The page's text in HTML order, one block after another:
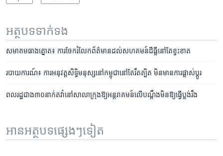
អត្ថបទ​ទាក់ទង
សមាគម​ធាង​ត្នោត៖ ការ​ចែក​រំលែក​ព័ត៌មាន​ដល់​សហគមន៍​ដីធ្លី​នៅតែ​ខ្វះខាត
របាយការណ៍៖ ​ការ​អនុវត្ត​សិទ្ធិ​មនុស្ស​នៅ​កម្ពុជា​នៅ​តែ​រឹតត្បិត​ មិន​មាន​ការ​ផ្លាស់​ប្តូរ
ពលរដ្ឋ​ជាង​៣០​នាក់​តវ៉ា​​​​​​​​​​​នៅ​សាលា​ក្រុង​ឱ្យ​អន្តរាគមន៍​លើ​​បណ្តឹង​​មិន​ឱ្យ​ធ្វើ​ប្លង់​រឹង
អានអត្ថបទផ្សេងៗទៀត